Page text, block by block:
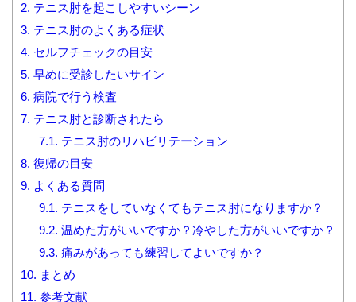
2. テニス肘を起こしやすいシーン
3. テニス肘のよくある症状
4. セルフチェックの目安
5. 早めに受診したいサイン
6. 病院で行う検査
7. テニス肘と診断されたら
7.1.
テニス肘のリハビリテーション
8. 復帰の目安
9.
よくある質問
9.1.
テニスをしていなくてもテニス肘になりますか？
9.2. 温めた方がいいですか？冷やした方がいいですか？
9.3. 痛みがあっても練習してよいですか？
10.
まとめ
11.
参考文献